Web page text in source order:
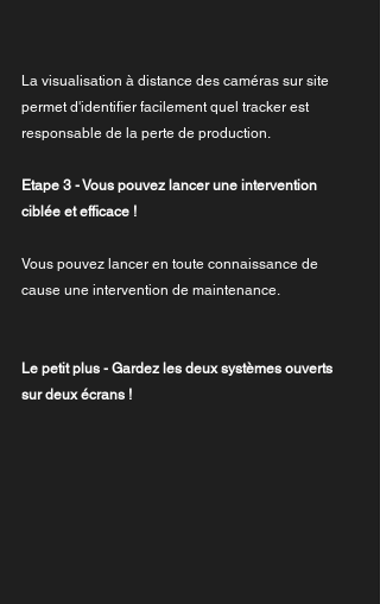
La visualisation à distance des caméras sur site
permet d'identifier facilement quel tracker est
responsable de la perte de production.
Etape 3 - Vous pouvez lancer une intervention
ciblée et efficace !
Vous pouvez lancer en toute connaissance de
cause une intervention de maintenance.
Le petit plus - Gardez les deux systèmes ouverts
sur deux écrans !